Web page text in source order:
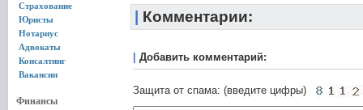
Страхование
Юристы
Нотариус
Адвокаты
Консалтинг
Вакансии
Финансы
Комментарии:
Добавить комментарий:
Защита от спама: (введите цифры)